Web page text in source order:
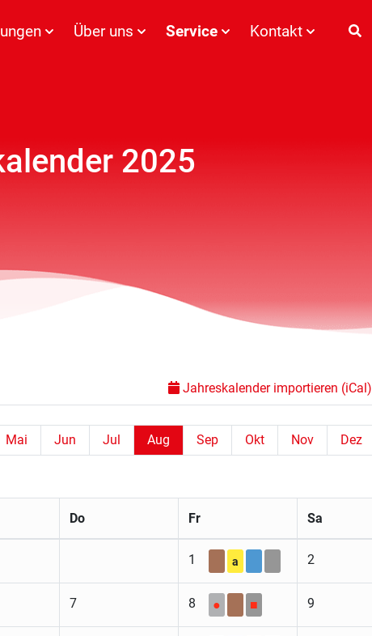
Über uns Service Kontakt
2025
Jahreskalender importieren (iCal)
Mai Jun Jul Aug Sep Okt Nov Dez
Do Fr Sa
1 a 2
7 8 ● ■ 9